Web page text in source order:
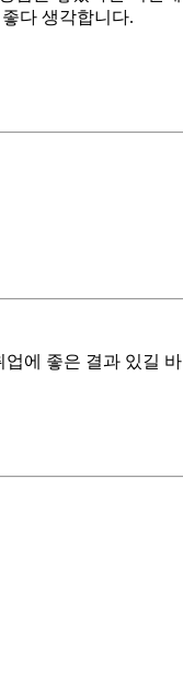
다 생각합니다.
에 좋은 결과 있길